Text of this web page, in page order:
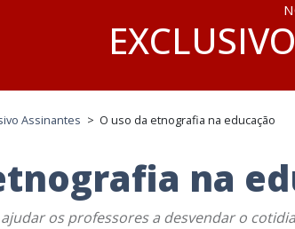
Assinantes > O uso da etnografia na educação
na
os professores a desvendar o